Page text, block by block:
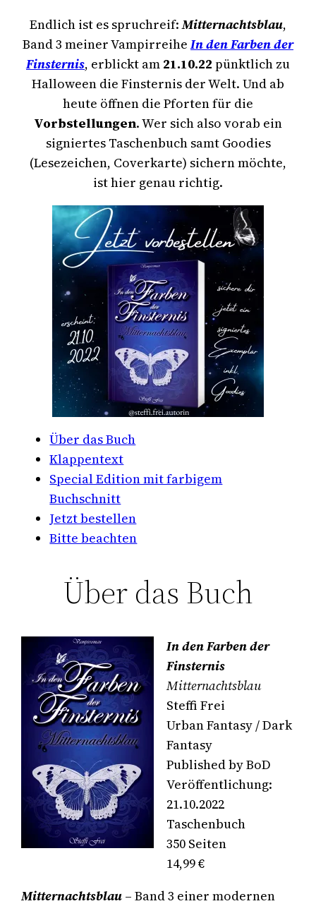
Endlich ist es spruchreif:Mitternachtsblau,
Band 3 meiner VampirreiheIn den Farben der
Finsternis, erblickt am 21.10.22 pünktlich zu
Halloween die Finsternis der Welt. Und ab
heute öffnen die Pforten für die
Vorbstellungen. Wer sich also vorab ein
signiertes Taschenbuch samt Goodies
(Lesezeichen, Coverkarte) sichern möchte,
ist hier genau richtig.
Über das Buch
Klappentext
Special Edition mit farbigem
Buchschnitt
Jetzt bestellen
Bitte beachten
Über das Buch
In den Farben der
Finsternis
Mitternachtsblau
Steffi Frei
Urban Fantasy / Dark
Fantasy
Published by BoD
Veröffentlichung:
21.10.2022
Taschenbuch
350 Seiten
14,99 €
Mitternachtsblau – Band 3 einer modernen